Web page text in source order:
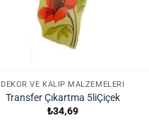
DEKOR VE KALIP MALZEMELERI
Transfer Çıkartma 5liÇiçek
₺34,69